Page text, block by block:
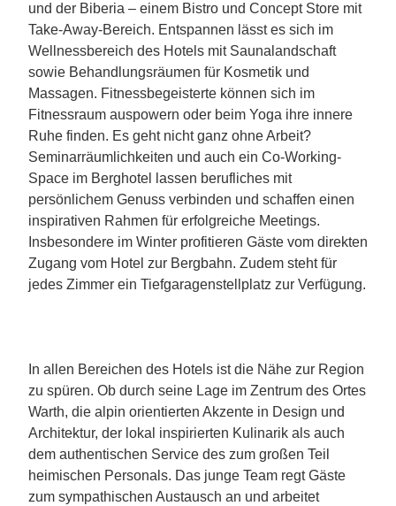
und der Biberia – einem Bistro und Concept Store mit
Take-Away-Bereich. Entspannen lässt es sich im
Wellnessbereich des Hotels mit Saunalandschaft
sowie Behandlungsräumen für Kosmetik und
Massagen. Fitnessbegeisterte können sich im
Fitnessraum auspowern oder beim Yoga ihre innere
Ruhe finden. Es geht nicht ganz ohne Arbeit?
Seminarräumlichkeiten und auch ein Co-Working-
Space im Berghotel lassen berufliches mit
persönlichem Genuss verbinden und schaffen einen
inspirativen Rahmen für erfolgreiche Meetings.
Insbesondere im Winter profitieren Gäste vom direkten
Zugang vom Hotel zur Bergbahn. Zudem steht für
jedes Zimmer ein Tiefgaragenstellplatz zur Verfügung.
In allen Bereichen des Hotels ist die Nähe zur Region
zu spüren. Ob durch seine Lage im Zentrum des Ortes
Warth, die alpin orientierten Akzente in Design und
Architektur, der lokal inspirierten Kulinarik als auch
dem authentischen Service des zum großen Teil
heimischen Personals. Das junge Team regt Gäste
zum sympathischen Austausch an und arbeitet